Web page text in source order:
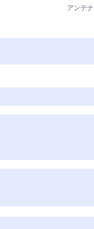
アンテナ